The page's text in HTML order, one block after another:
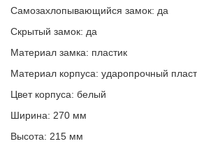
Самозахлопывающийся замок: да
Скрытый замок: да
Материал замка: пластик
Материал корпуса: ударопрочный
Цвет корпуса: белый
Ширина: 270 мм
Высота: 215 мм